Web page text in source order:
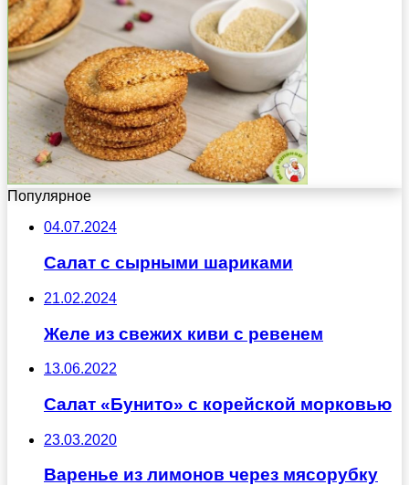
Популярное
04.07.2024
Салат с сырными шариками
21.02.2024
Желе из свежих киви с ревенем
13.06.2022
Салат «Бунито» с корейской морковью
23.03.2020
Варенье из лимонов через мясорубку